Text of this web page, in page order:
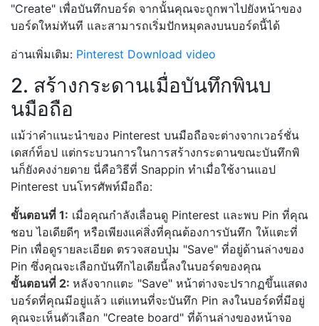
"Create" เพื่อบันทึกบอร์ด จากนั้นคุณจะถูกพาไปยังหน้าของ
บอร์ดใหม่ทันที และสามารถเริ่มปักหมุดลงบนบอร์ดนี้ได้
อ่านเพิ่มเติม: Pinterest Download video
2. สร้างกระดานเมื่อบันทึกพินบ
นมือถือ
แม้ว่าคำแนะนำของ Pinterest บนมือถือจะต่างจากเวอร์ชั่น
เดสก์ท็อป แต่กระบวนการในการสร้างกระดานขณะบันทึกพิ
นก็ยังคงง่ายดาย นี่คือวิธีที่ Snappin ทำเมื่อใช้งานแอป
Pinterest บนโทรศัพท์มือถือ:
ขั้นตอนที่ 1: เมื่อคุณกำลังเลื่อนดู Pinterest และพบ Pin ที่คุณ
ชอบ ไอเดียดีๆ หรือเพียงแค่สิ่งที่คุณต้องการบันทึก ให้แตะที่
Pin เพื่อดูรายละเอียด ตรวจสอบปุ่ม "Save" ที่อยู่ด้านล่างของ
Pin ซึ่งคุณจะเลือกบันทึกไอเดียนี้ลงในบอร์ดของคุณ
ขั้นตอนที่ 2: หลังจากแตะ "Save" หน้าต่างจะปรากฏขึ้นแสดง
บอร์ดที่คุณมีอยู่แล้ว แต่แทนที่จะบันทึก Pin ลงในบอร์ดที่มีอยู่
คุณจะเห็นตัวเลือก "Create board" ที่ด้านล่างของหน้าจอ